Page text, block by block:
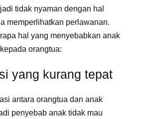
tidak nyaman dengan hal
memperlihatkan perlawanan.
hal yang menyebabkan anak
orangtua:
yang kurang tepat
antara orangtua dan anak
penyebab anak tidak mau